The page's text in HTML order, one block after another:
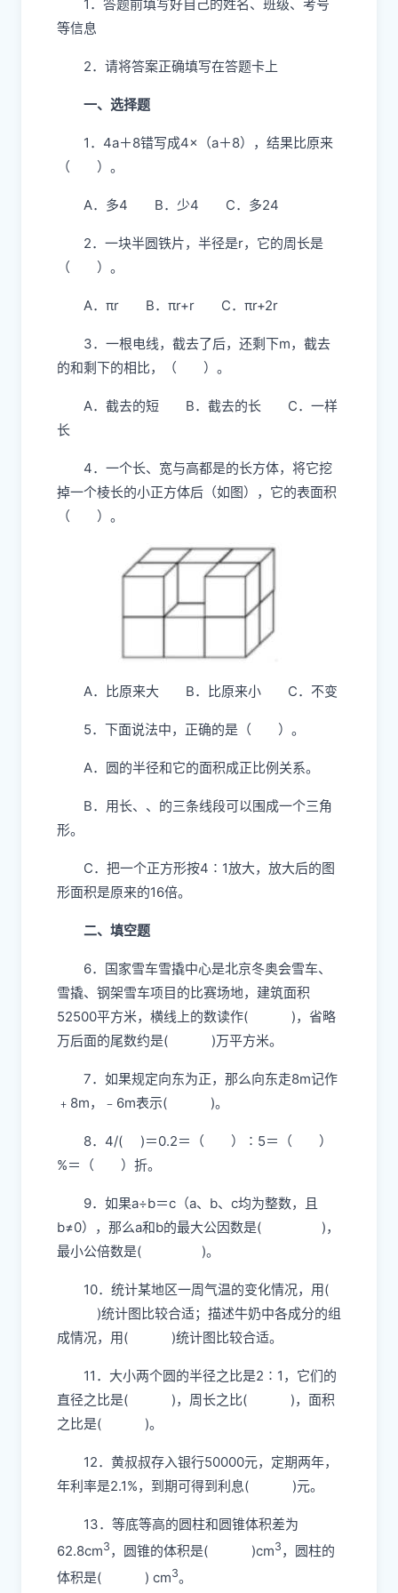
1．答题前填写好自己的姓名、班级、考号
等信息
2．请将答案正确填写在答题卡上
一、选择题
1．4a＋8错写成4×（a＋8），结果比原来
（ ）。
A．多4 B．少4 C．多24
2．一块半圆铁片，半径是r，它的周长是
（ ）。
A．πr B．πr+r C．πr+2r
3．一根电线，截去了后，还剩下m，截去
的和剩下的相比，（ ）。
A．截去的短 B．截去的长 C．一样
长
4．一个长、宽与高都是的长方体，将它挖
掉一个棱长的小正方体后（如图），它的表面积
（ ）。
A．比原来大 B．比原来小 C．不变
5．下面说法中，正确的是（ ）。
A．圆的半径和它的面积成正比例关系。
B．用长、、的三条线段可以围成一个三角
形。
C．把一个正方形按4∶1放大，放大后的图
形面积是原来的16倍。
二、填空题
6．国家雪车雪撬中心是北京冬奥会雪车、
雪撬、钢架雪车项目的比赛场地，建筑面积
52500平方米，横线上的数读作( )，省略
万后面的尾数约是( )万平方米。
7．如果规定向东为正，那么向东走8m记作
﹢8m，﹣6m表示( )。
8．4/( )＝0.2＝（ ）∶5＝（ ）
%＝（ ）折。
9．如果a÷b＝c（a、b、c均为整数，且
b≠0），那么a和b的最大公因数是( )，
最小公倍数是( )。
10．统计某地区一周气温的变化情况，用(
)统计图比较合适；描述牛奶中各成分的组
成情况，用( )统计图比较合适。
11．大小两个圆的半径之比是2∶1，它们的
直径之比是( )，周长之比( )，面积
之比是( )。
12．黄叔叔存入银行50000元，定期两年，
年利率是2.1%，到期可得到利息( )元。
13．等底等高的圆柱和圆锥体积差为
62.8cm3 ，圆锥的体积是( )cm3 ，圆柱的
体积是( ) cm3。